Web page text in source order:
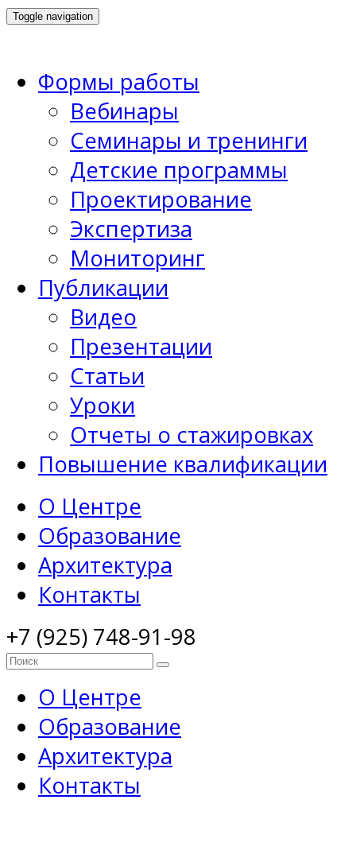
Toggle navigation
Формы работы
Вебинары
Семинары и тренинги
Детские программы
Проектирование
Экспертиза
Мониторинг
Публикации
Видео
Презентации
Статьи
Уроки
Отчеты о стажировках
Повышение квалификации
О Центре
Образование
Архитектура
Контакты
+7 (925) 748-91-98
О Центре
Образование
Архитектура
Контакты